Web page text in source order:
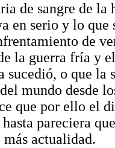
de sangre de la
en serio y lo que
de
la guerra fría y
sucedió, o que la
mundo desde
que por ello el
pareciera
actualidad.